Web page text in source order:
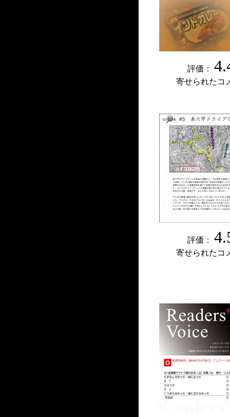
評価：
寄せられたコ
評価：
寄せられたコ